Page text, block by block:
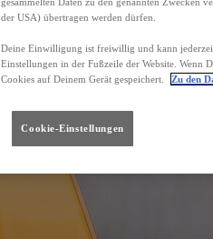
der USA) übertragen werden dürfen.
Deine Einwilligung ist freiwillig und kann
Einstellungen in der Fußzeile der Website. Wenn
Cookies auf Deinem Gerät gespeichert.
Zu den
Cookie-Einstellungen